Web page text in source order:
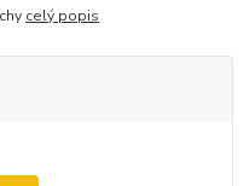
celý popis